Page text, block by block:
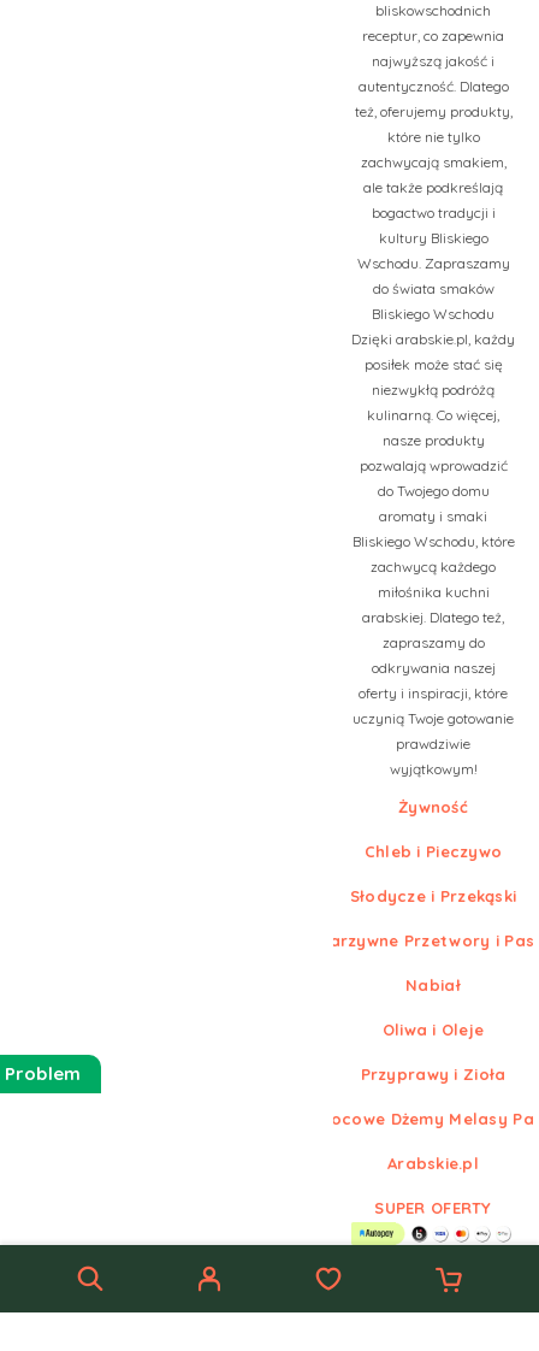
bliskowschodnich
receptur, co zapewnia
najwyższą jakość i
autentyczność. Dlatego
też, oferujemy produkty,
które nie tylko
zachwycają smakiem,
ale także podkreślają
bogactwo tradycji i
kultury Bliskiego
Wschodu. Zapraszamy
do świata smaków
Bliskiego Wschodu
Dzięki arabskie.pl, każdy
posiłek może stać się
niezwykłą podróżą
kulinarną. Co więcej,
nasze produkty
pozwalają wprowadzić
do Twojego domu
aromaty i smaki
Bliskiego Wschodu, które
zachwycą każdego
miłośnika kuchni
arabskiej. Dlatego też,
zapraszamy do
odkrywania naszej
oferty i inspiracji, które
uczynią Twoje gotowanie
prawdziwie
wyjątkowym!
Żywność
Chleb i Pieczywo
Słodycze i Przekąski
Warzywne Przetwory i
Nabiał
Oliwa i Oleje
Przyprawy i Zioła
Owocowe Dżemy Melasy
Arabskie.pl
SUPER OFERTY
Arabskie.pl
Problem